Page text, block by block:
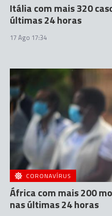
Itália com mais 320
últimas 24 horas
17 Ago 17:34
CORONAVÍRUS
África com mais 200
nas últimas 24 horas